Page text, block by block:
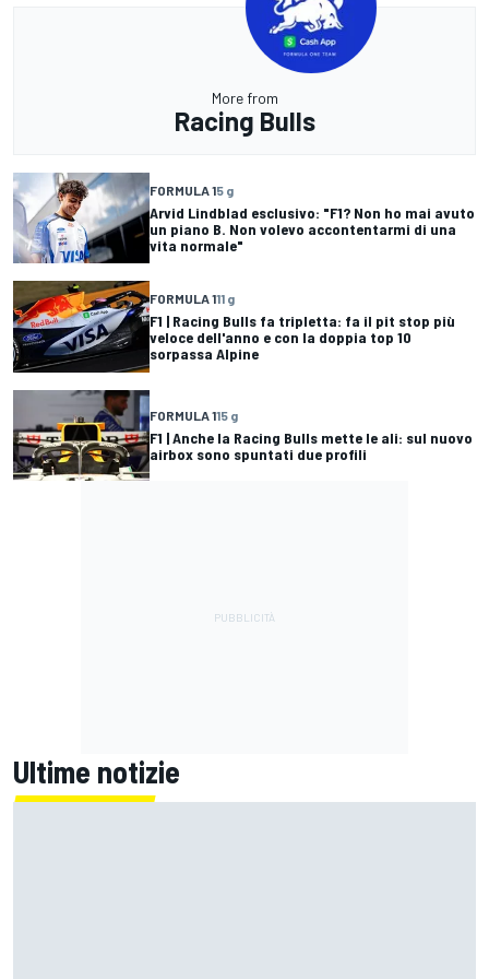
More from
Racing Bulls
FORMULA 15 g
Arvid Lindblad esclusivo: "F1? Non ho mai avuto
un piano B. Non volevo accontentarmi di una
vita normale"
FORMULA 111 g
F1 | Racing Bulls fa tripletta: fa il pit stop più
veloce dell'anno e con la doppia top 10
sorpassa Alpine
FORMULA 115 g
F1 | Anche la Racing Bulls mette le ali: sul nuovo
airbox sono spuntati due profili
Ultime notizie